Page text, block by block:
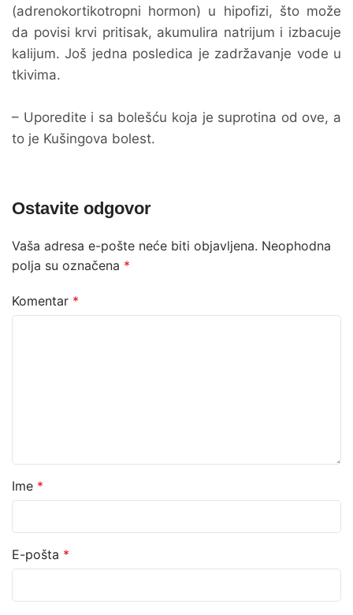
(adrenokortikotropni hormon) u hipofizi, što može
da povisi krvi pritisak, akumulira natrijum i izbacuje
kalijum. Još jedna posledica je zadržavanje vode u
tkivima.
– Uporedite i sa bolešću koja je suprotina od ove, a
to je Kušingova bolest.
Ostavite odgovor
Vaša adresa e-pošte neće biti objavljena. Neophodna
polja su označena *
Komentar *
Ime *
E-pošta *